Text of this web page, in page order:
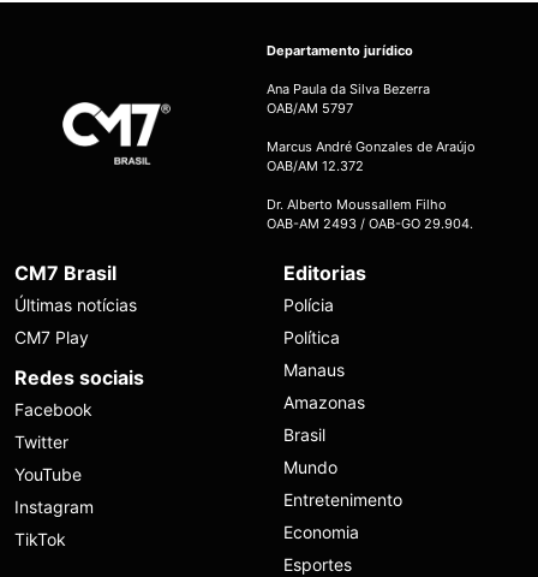
Departamento jurídico
Ana Paula da Silva Bezerra
OAB/AM 5797
Marcus André Gonzales de Araújo
OAB/AM 12.372
Dr. Alberto Moussallem Filho
OAB-AM 2493 / OAB-GO 29.904.
CM7 Brasil
Últimas notícias
CM7 Play
Redes sociais
Facebook
Twitter
YouTube
Instagram
TikTok
Editorias
Polícia
Política
Manaus
Amazonas
Brasil
Mundo
Entretenimento
Economia
Esportes